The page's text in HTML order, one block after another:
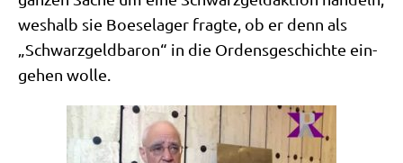
wes­halb sie Boe­se­la­ger frag­te, ob er denn als
„Schwarz­geld­ba­ron“ in die Ordens­ge­schich­te ein­
ge­hen wolle.